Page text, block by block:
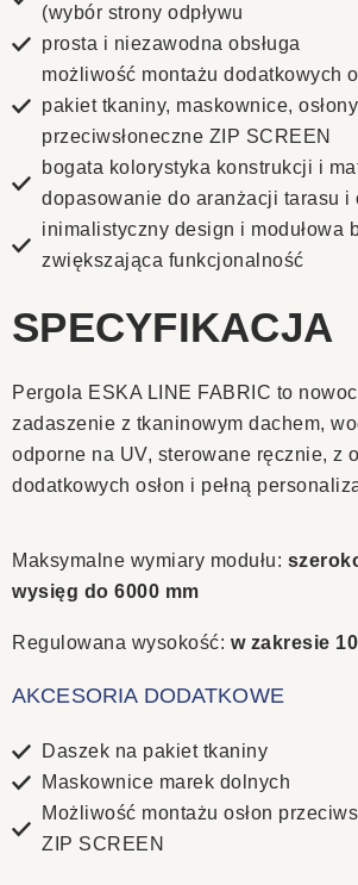
(wybór strony odpływu
prosta i niezawodna obsługa
możliwość montażu dodatkowych
pakiet tkaniny, maskownice, osłony
przeciwsłoneczne ZIP SCREEN
bogata kolorystyka konstrukcji i
dopasowanie do aranżacji tarasu i
inimalistyczny design i modułowa
zwiększająca funkcjonalność
SPECYFIKACJA
Pergola ESKA LINE FABRIC to
zadaszenie z tkaninowym dachem,
odporne na UV, sterowane ręcznie, z
dodatkowych osłon i pełną
Maksymalne wymiary modułu:
wysięg do 6000 mm
Regulowana wysokość: w zakresie
AKCESORIA DODATKOWE
Daszek na pakiet tkaniny
Maskownice marek dolnych
Możliwość montażu osłon
ZIP SCREEN